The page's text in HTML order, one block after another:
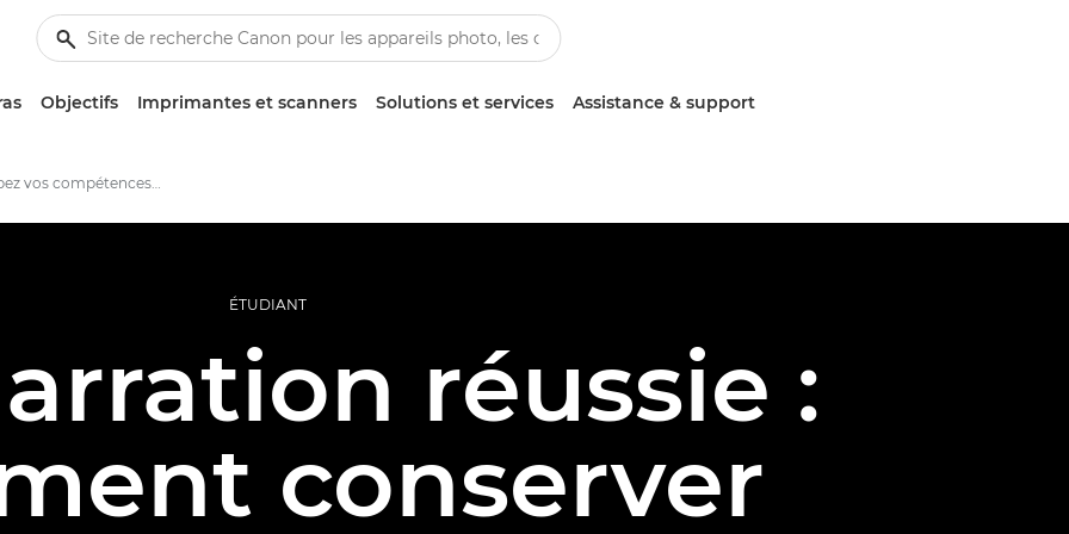
Objectifs Imprimantes et scanners Solutions et services Assistance & support
Développez vos compétences en photojournalisme - Canon Europe
ÉTUDIANT
réussie :
conserver